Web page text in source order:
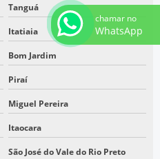
EM SP
EM SÃO PAULO
SP
SÃO PAULO
Tanguá
Itatiaia
Bom Jardim
Piraí
Miguel Pereira
Itaocara
São José do Vale do Rio Preto
chamar no
WhatsApp